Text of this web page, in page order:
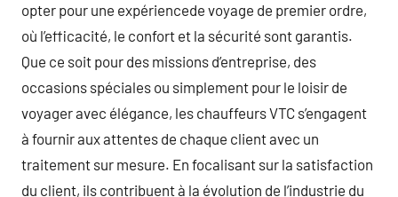
opter pour une expériencede voyage de premier ordre,
où l’efficacité, le confort et la sécurité sont garantis.
Que ce soit pour des missions d’entreprise, des
occasions spéciales ou simplement pour le loisir de
voyager avec élégance, les chauffeurs VTC s’engagent
à fournir aux attentes de chaque client avec un
traitement sur mesure. En focalisant sur la satisfaction
du client, ils contribuent à la évolution de l’industrie du